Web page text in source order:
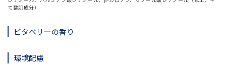
て整肌成分）
ビタベリーの香り
環境配慮